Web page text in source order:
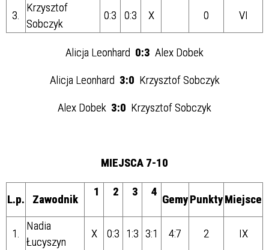
3.
Krzysztof
Sobczyk
0:3 0:3 X 0 VI
Alicja Leonhard 0:3 Alex Dobek
Alicja Leonhard 3:0 Krzysztof Sobczyk
Alex Dobek 3:0 Krzysztof Sobczyk
MIEJSCA 7-10
L.p. Zawodnik
1 2 3 4
GemyPunktyMiejsce
1.
Nadia
Łucyszyn
X 0:3 1:3 3:1 4:7 2 IX